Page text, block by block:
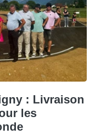
: Livraison
les